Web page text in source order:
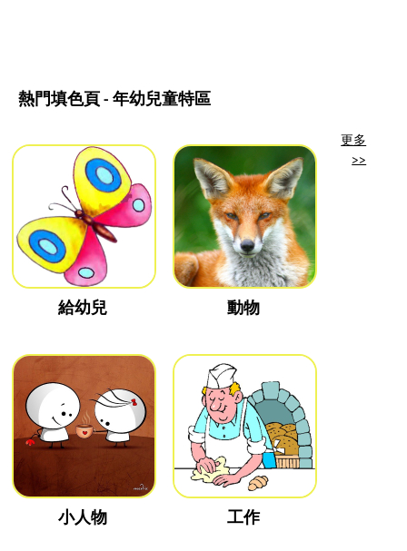
熱門填色頁 - 年幼兒童特區
給幼兒 動物
小人物 工作
更多
>>